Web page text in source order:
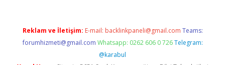
Reklam ve İletişim: E-mail: backlinkpaneli@gmail.com Teams:
forumhizmeti@gmail.com Whatsapp: 0262 606 0 726 Telegram:
@karabul